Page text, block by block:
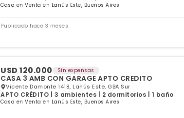
Casa en Venta en Lanús Este, Buenos Aires
Publicado hace 3 meses
USD 120.000 Sin expensas
CASA 3 AMB CON GARAGE APTO CREDITO
Vicente Damonte 1418, Lanús Este, GBA Sur
APTO CRÉDITO | 3 ambientes | 2 dormitorios | 1 baño
Casa en Venta en Lanús Este, Buenos Aires